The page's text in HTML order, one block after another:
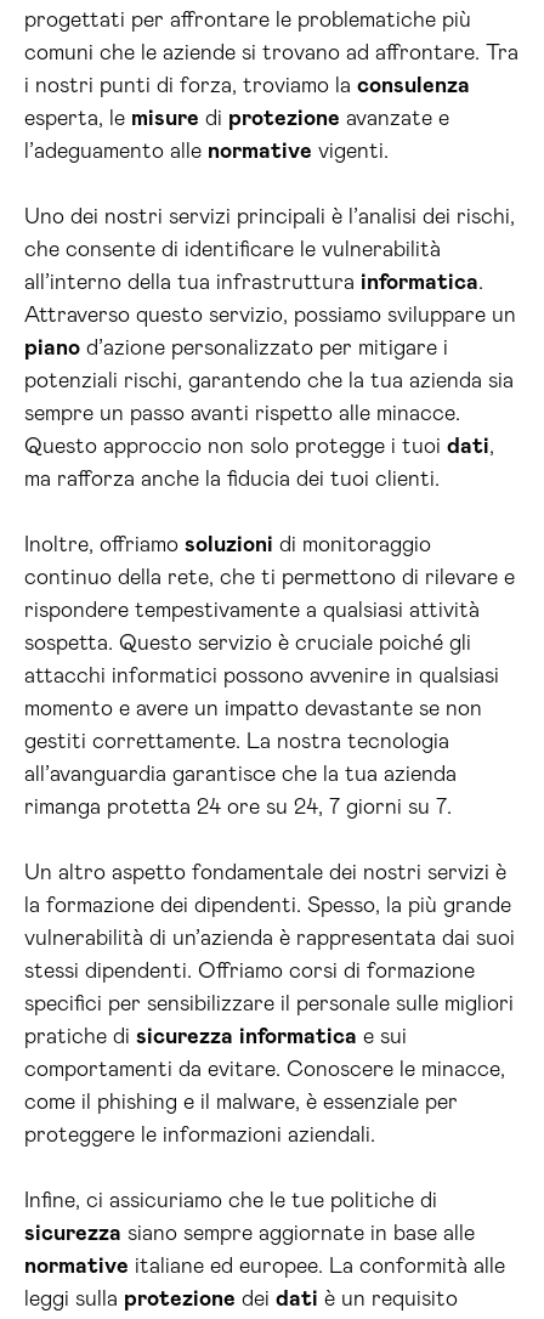
progettati per affrontare le problematiche più
comuni che le aziende si trovano ad affrontare. Tra
i nostri punti di forza, troviamo la consulenza
esperta, le misure di protezione avanzate e
l’adeguamento alle normative vigenti.
Uno dei nostri servizi principali è l’analisi dei rischi,
che consente di identificare le vulnerabilità
all’interno della tua infrastruttura informatica.
Attraverso questo servizio, possiamo sviluppare un
piano d’azione personalizzato per mitigare i
potenziali rischi, garantendo che la tua azienda sia
sempre un passo avanti rispetto alle minacce.
Questo approccio non solo protegge i tuoi dati,
ma rafforza anche la fiducia dei tuoi clienti.
Inoltre, offriamo soluzioni di monitoraggio
continuo della rete, che ti permettono di rilevare e
rispondere tempestivamente a qualsiasi attività
sospetta. Questo servizio è cruciale poiché gli
attacchi informatici possono avvenire in qualsiasi
momento e avere un impatto devastante se non
gestiti correttamente. La nostra tecnologia
all’avanguardia garantisce che la tua azienda
rimanga protetta 24 ore su 24, 7 giorni su 7.
Un altro aspetto fondamentale dei nostri servizi è
la formazione dei dipendenti. Spesso, la più grande
vulnerabilità di un’azienda è rappresentata dai suoi
stessi dipendenti. Offriamo corsi di formazione
specifici per sensibilizzare il personale sulle migliori
pratiche di sicurezza informatica e sui
comportamenti da evitare. Conoscere le minacce,
come il phishing e il malware, è essenziale per
proteggere le informazioni aziendali.
Infine, ci assicuriamo che le tue politiche di
sicurezza siano sempre aggiornate in base alle
normative italiane ed europee. La conformità alle
leggi sulla protezione dei dati è un requisito